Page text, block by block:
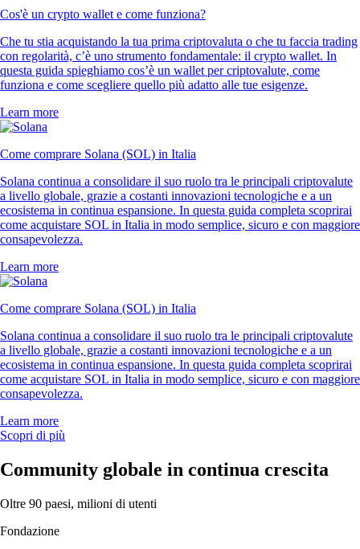
Cos'è un crypto wallet e come funziona?
Che tu stia acquistando la tua prima criptovaluta o che tu faccia trading
con regolarità, c’è uno strumento fondamentale: il crypto wallet. In
questa guida spieghiamo cos’è un wallet per criptovalute, come
funziona e come scegliere quello più adatto alle tue esigenze.
Learn more
Come comprare Solana (SOL) in Italia
Solana continua a consolidare il suo ruolo tra le principali criptovalute
a livello globale, grazie a costanti innovazioni tecnologiche e a un
ecosistema in continua espansione. In questa guida completa scoprirai
come acquistare SOL in Italia in modo semplice, sicuro e con maggiore
consapevolezza.
Learn more
Come comprare Solana (SOL) in Italia
Solana continua a consolidare il suo ruolo tra le principali criptovalute
a livello globale, grazie a costanti innovazioni tecnologiche e a un
ecosistema in continua espansione. In questa guida completa scoprirai
come acquistare SOL in Italia in modo semplice, sicuro e con maggiore
consapevolezza.
Learn more
Scopri di più
Community globale in continua crescita
Oltre 90 paesi, milioni di utenti
Fondazione